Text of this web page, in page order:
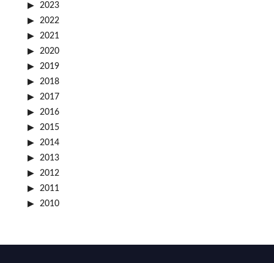
2023
2022
2021
2020
2019
2018
2017
2016
2015
2014
2013
2012
2011
2010